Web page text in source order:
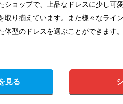
ショップで、上品なドレスに少し可
取り揃えています。また様々なライ
体型のドレスを選ぶことができます。
見る